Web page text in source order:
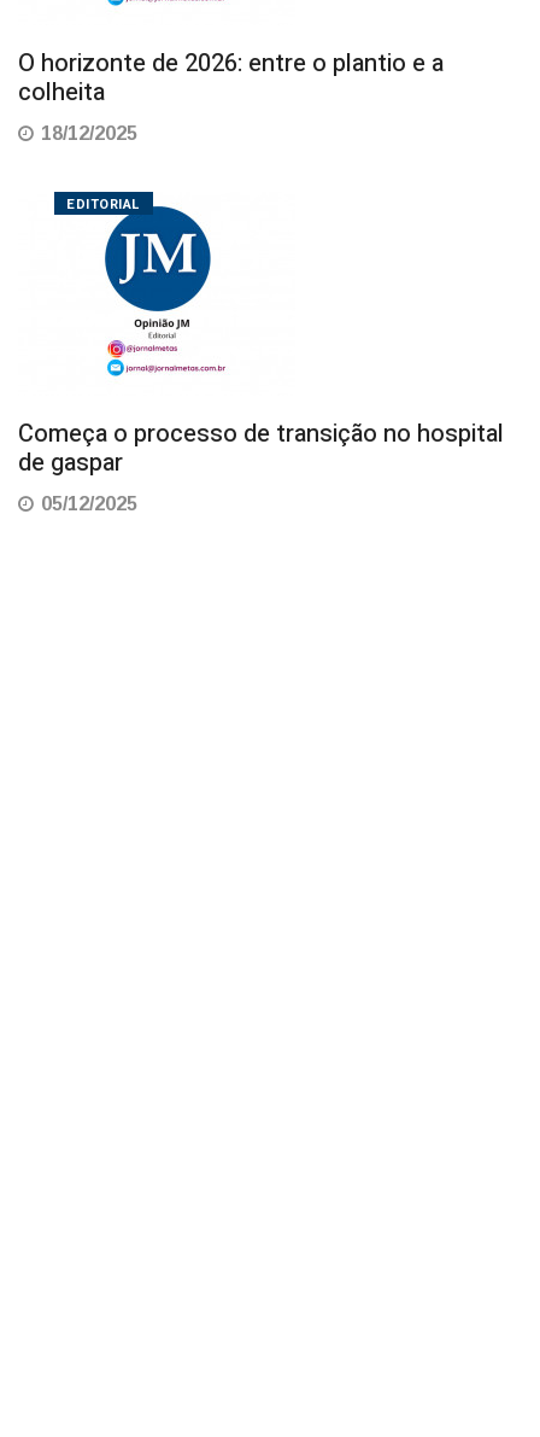
O horizonte de 2026: entre o plantio e a
colheita
18/12/2025
EDITORIAL
Começa o processo de transição no hospital
de gaspar
05/12/2025